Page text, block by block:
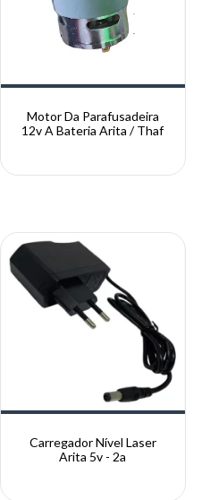
Motor Da Parafusadeira
12v A Bateria Arita / Thaf
Carregador Nível Laser
Arita 5v - 2a